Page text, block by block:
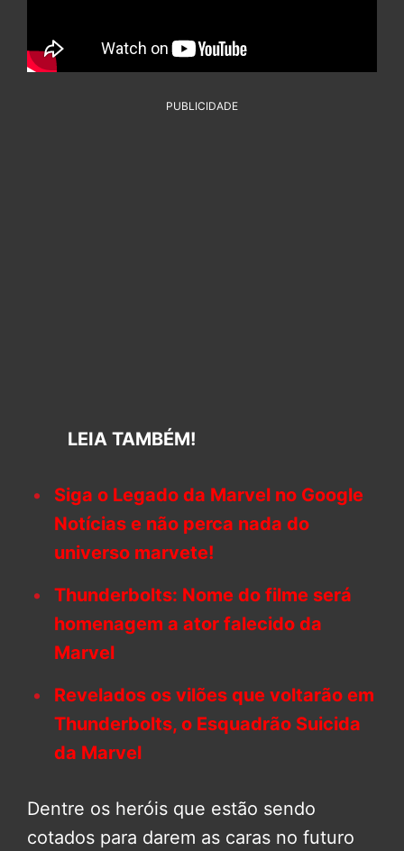
PUBLICIDADE
LEIA TAMBÉM!
Siga o Legado da Marvel no Google
Notícias e não perca nada do
universo marvete!
Thunderbolts: Nome do filme será
homenagem a ator falecido da
Marvel
Revelados os vilões que voltarão em
Thunderbolts, o Esquadrão Suicida
da Marvel
Dentre os heróis que estão sendo
cotados para darem as caras no futuro